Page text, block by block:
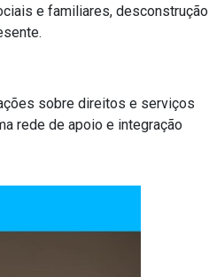
e familiares, desconstrução
sobre direitos e serviços
rede de apoio e integração